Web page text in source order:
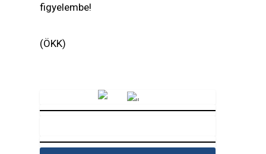
figyelembe!
(ÖKK)